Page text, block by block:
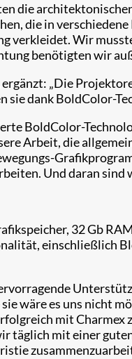
die
die in
Wir
benötigten wir
„Die
sie dank BoldColor-
BoldColor-
Arbeit, die
Und daran sind
32 Gb
einschließlich
wäre es uns nicht
mit
täglich mit einer